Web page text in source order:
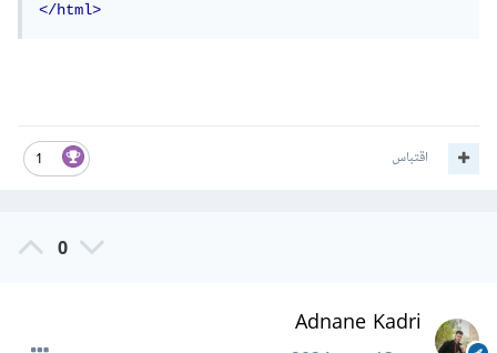
</html>
1 اقتباس
0
Adnane Kadri